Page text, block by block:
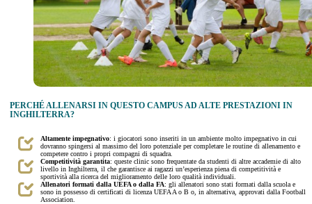
PERCHÉ ALLENARSI IN QUESTO CAMPUS AD ALTE PRESTAZIONI IN
INGHILTERRA?
Altamente impegnativo: i giocatori sono inseriti in un ambiente molto impegnativo in cui
dovranno spingersi al massimo del loro potenziale per completare le routine di allenamento e
competere contro i propri compagni di squadra.
Competitività garantita: queste clinic sono frequentate da studenti di altre accademie di alto
livello in Inghilterra, il che garantisce ai ragazzi un’esperienza piena di competitività e
sportività alla ricerca del miglioramento delle loro qualità individuali.
Allenatori formati dalla UEFA o dalla FA: gli allenatori sono stati formati dalla scuola e
sono in possesso di certificati di licenza UEFA A o B o, in alternativa, approvati dalla Football
Association.